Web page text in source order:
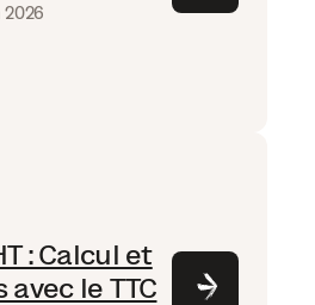
2026
: Calcul et
le TTC